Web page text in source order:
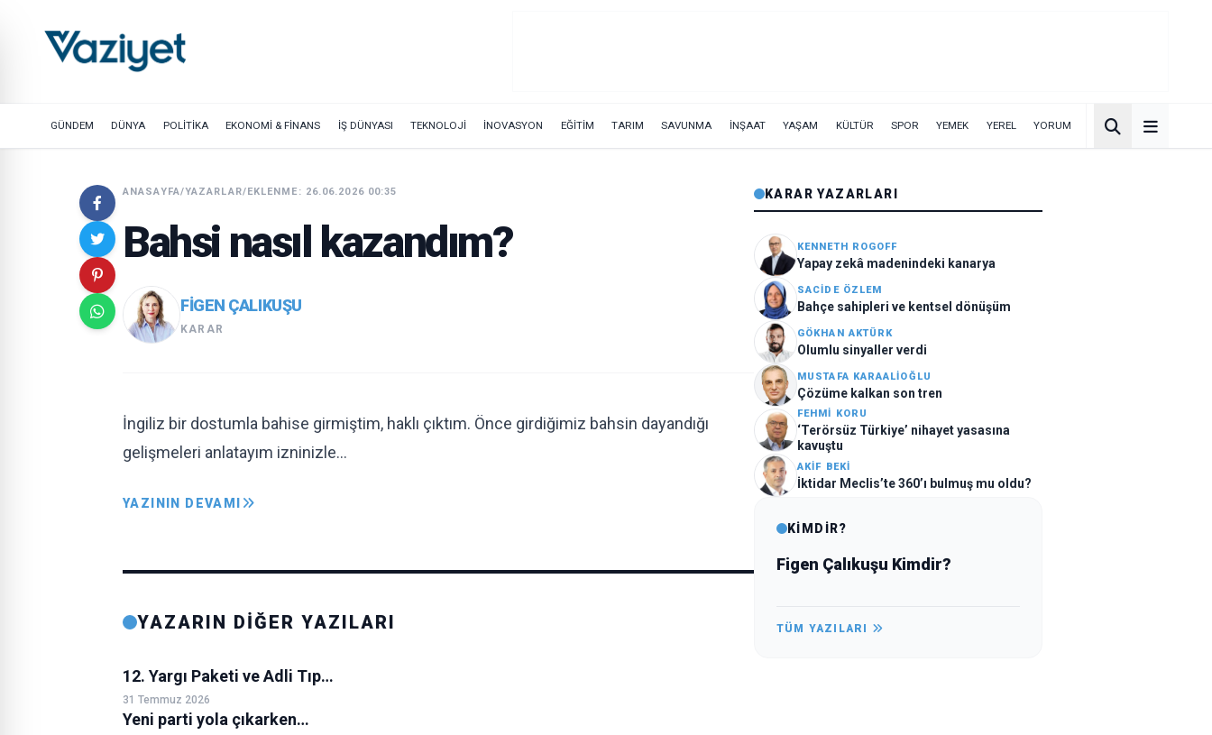
GÜNDEM DÜNYA POLİTİKA EKONOMİ & FİNANS İŞ DÜNYASI TEKNOLOJİ İNOVASYON EĞİTİM TARIM SAVUNMA İNŞAAT YAŞAM KÜLTÜR SPOR YEMEK YEREL YORUM
ANASAYFA/YAZARLAR/EKLENME: 26.06.2026 00:35
Bahsi nasıl kazandım?
FIGEN ÇALIKUŞU
KARAR
İngiliz bir dostumla bahise girmiştim, haklı çıktım. Önce girdiğimiz bahsin dayandığı
gelişmeleri anlatayım izninizle…
YAZININ DEVAMI
YAZARIN DİĞER YAZILARI
12. Yargı Paketi ve Adli Tıp…
31 Temmuz 2026
Yeni parti yola çıkarken…
KARAR YAZARLARI
KENNETH ROGOFF
Yapay zekâ madenindeki kanarya
SACIDE ÖZLEM
Bahçe sahipleri ve kentsel dönüşüm
GÖKHAN AKTÜRK
Olumlu sinyaller verdi
MUSTAFA KARAALIOĞLU
Çözüme kalkan son tren
FEHMI KORU
‘Terörsüz Türkiye’ nihayet yasasına
kavuştu
AKIF BEKI
İktidar Meclis’te 360’ı bulmuş mu oldu?
KİMDİR?
Figen Çalıkuşu Kimdir?
TÜM YAZILARI